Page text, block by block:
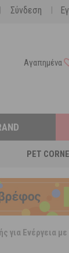
| Σύνδεση |
Αγαπημένα
PET
για Ενέργεια